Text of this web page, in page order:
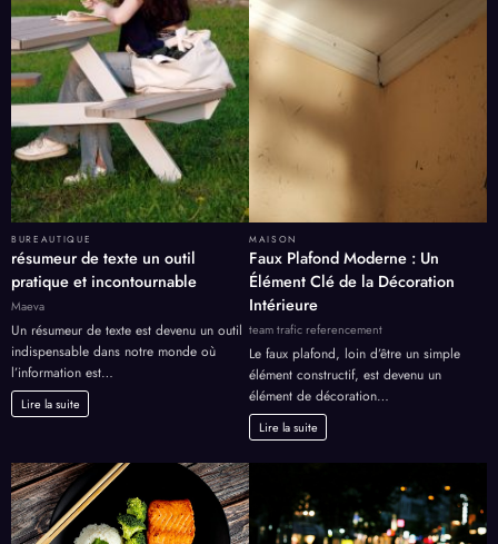
BUREAUTIQUE
résumeur de texte un outil
pratique et incontournable
Maeva
Un résumeur de texte est devenu un outil
indispensable dans notre monde où
l’information est…
Lire la suite
MAISON
Faux Plafond Moderne : Un
Élément Clé de la Décoration
Intérieure
team trafic referencement
Le faux plafond, loin d’être un simple
élément constructif, est devenu un
élément de décoration…
Lire la suite